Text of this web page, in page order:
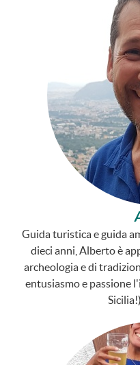
Guida turistica e guida
dieci anni, Alberto è
archeologia e di
entusiasmo e passione